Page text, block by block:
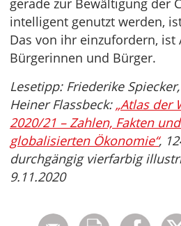
gerade zur Bewältigung der
intelligent genutzt werden,
Das von ihr einzufordern, ist
Bürgerinnen und Bürger.
Lesetipp: Friederike
Heiner Flassbeck: „Atlas der
2020/21 – Zahlen, Fakten
globalisierten Ökonomie“,
durchgängig vierfarbig
9.11.2020